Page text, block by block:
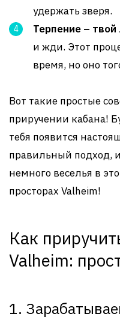
удержать зверя.
Терпение –
и жди. Этот
время, но оно
Вот такие простые
приручении кабана!
тебя появится
правильный подход,
немного веселья в
просторах Valheim!
Как
Valheim:
1.